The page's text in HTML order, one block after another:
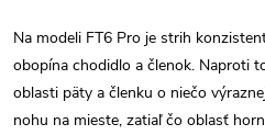
Na modeli FT6 Pro je strih
obopína chodidlo a členok. Naproti
oblasti päty a členku o niečo
nohu na mieste, zatiaľ čo oblasť